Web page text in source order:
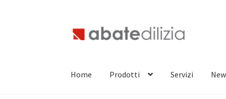
Vai
alla
Vai
al
Home Prodotti Servizi